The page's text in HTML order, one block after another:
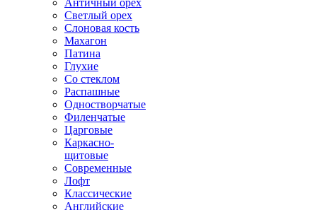
Античный орех
Светлый орех
Слоновая кость
Махагон
Патина
Глухие
Со стеклом
Распашные
Одностворчатые
Филенчатые
Царговые
Каркасно-
щитовые
Современные
Лофт
Классические
Английские